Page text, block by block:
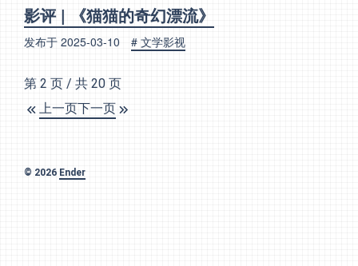
影评 | 《猫猫的奇幻漂流》
发布于 2025-03-10 # 文学影视
第 2 页 / 共 20 页
上一页下一页
© 2026 Ender